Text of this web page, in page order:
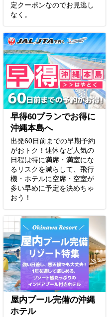
定クーポンなのでお見逃し
なく。
早得60プランでお得に
沖縄本島へ
出発60日前までの早期予約
がおトク！連休など人気の
日程は特に満席・満室にな
るリスクを減らして、飛行
機・ホテルに空席・空室が
多い早めに予定を決めちゃ
おう！
屋内プール完備の沖縄
ホテル